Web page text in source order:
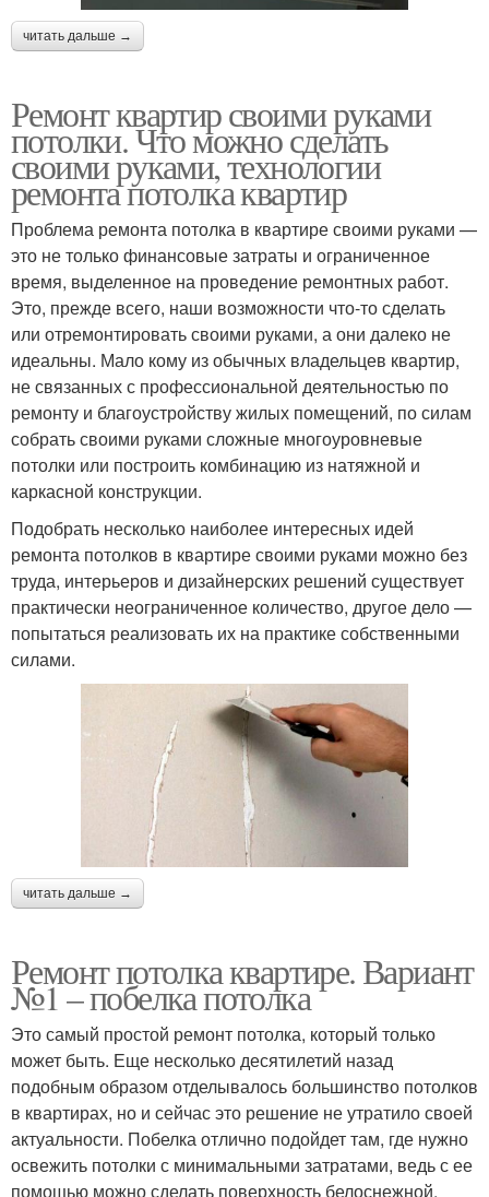
читать дальше →
Ремонт квартир своими руками
потолки. Что можно сделать
своими руками, технологии
ремонта потолка квартир
Проблема ремонта потолка в квартире своими руками —
это не только финансовые затраты и ограниченное
время, выделенное на проведение ремонтных работ.
Это, прежде всего, наши возможности что-то сделать
или отремонтировать своими руками, а они далеко не
идеальны. Мало кому из обычных владельцев квартир,
не связанных с профессиональной деятельностью по
ремонту и благоустройству жилых помещений, по силам
собрать своими руками сложные многоуровневые
потолки или построить комбинацию из натяжной и
каркасной конструкции.
Подобрать несколько наиболее интересных идей
ремонта потолков в квартире своими руками можно без
труда, интерьеров и дизайнерских решений существует
практически неограниченное количество, другое дело —
попытаться реализовать их на практике собственными
силами.
читать дальше →
Ремонт потолка квартире. Вариант
№1 – побелка потолка
Это самый простой ремонт потолка, который только
может быть. Еще несколько десятилетий назад
подобным образом отделывалось большинство потолков
в квартирах, но и сейчас это решение не утратило своей
актуальности. Побелка отлично подойдет там, где нужно
освежить потолки с минимальными затратами, ведь с ее
помощью можно сделать поверхность белоснежной.